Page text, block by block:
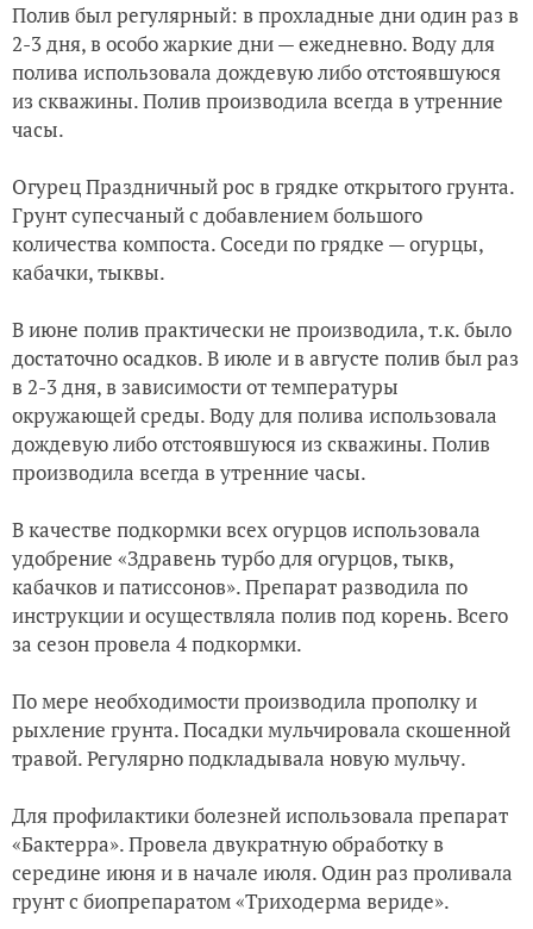
Полив был регулярный: в прохладные дни один раз в
2-3 дня, в особо жаркие дни — ежедневно. Воду для
полива использовала дождевую либо отстоявшуюся
из скважины. Полив производила всегда в утренние
часы.
Огурец Праздничный рос в грядке открытого грунта.
Грунт супесчаный с добавлением большого
количества компоста. Соседи по грядке — огурцы,
кабачки, тыквы.
В июне полив практически не производила, т.к. было
достаточно осадков. В июле и в августе полив был раз
в 2-3 дня, в зависимости от температуры
окружающей среды. Воду для полива использовала
дождевую либо отстоявшуюся из скважины. Полив
производила всегда в утренние часы.
В качестве подкормки всех огурцов использовала
удобрение «Здравень турбо для огурцов, тыкв,
кабачков и патиссонов». Препарат разводила по
инструкции и осуществляла полив под корень. Всего
за сезон провела 4 подкормки.
По мере необходимости производила прополку и
рыхление грунта. Посадки мульчировала скошенной
травой. Регулярно подкладывала новую мульчу.
Для профилактики болезней использовала препарат
«Бактерра». Провела двукратную обработку в
середине июня и в начале июля. Один раз проливала
грунт с биопрепаратом «Триходерма вериде».